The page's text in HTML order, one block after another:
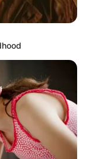
su vivir. Es su
laUnión
del río
“A través de
la pesca, y
puedan
mundo”, afirmó.
del
, el río se